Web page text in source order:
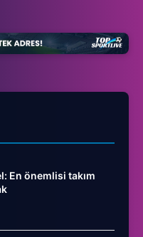
En önemlisi takım